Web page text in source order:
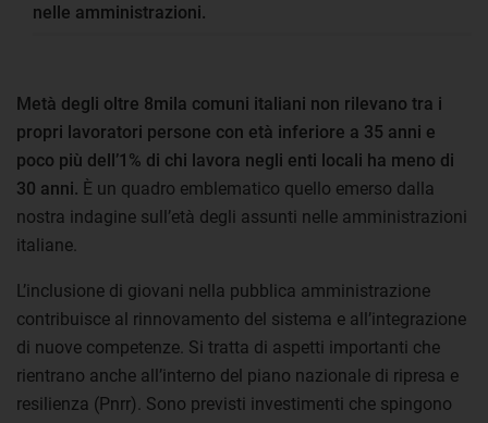
nelle amministrazioni.
Metà degli oltre 8mila comuni italiani non rilevano tra i
propri lavoratori persone con età inferiore a 35 anni e
poco più dell’1% di chi lavora negli enti locali ha meno di
30 anni. È un quadro emblematico quello emerso dalla
nostra indagine sull’età degli assunti nelle amministrazioni
italiane.
L’inclusione di giovani nella pubblica amministrazione
contribuisce al rinnovamento del sistema e all’integrazione
di nuove competenze. Si tratta di aspetti importanti che
rientrano anche all’interno del piano nazionale di ripresa e
resilienza (Pnrr). Sono previsti investimenti che spingono